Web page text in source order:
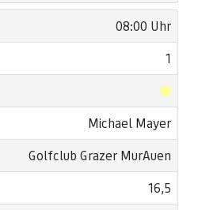
08:00 Uhr
1
Michael Mayer
Golfclub Grazer MurAuen
16,5